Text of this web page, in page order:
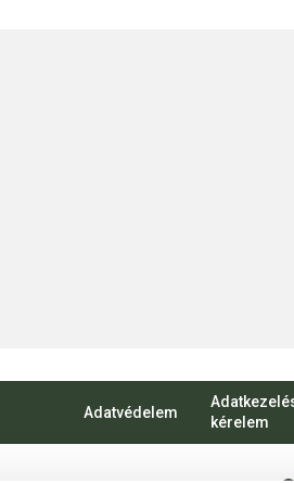
Adatvédelem
kérelem